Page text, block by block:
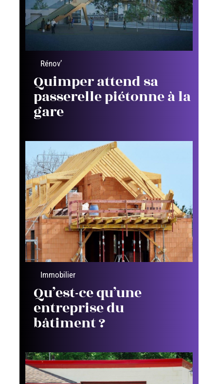
Rénov’
Quimper attend sa
passerelle piétonne à la
gare
Immobilier
Qu’est-ce qu’une
entreprise du
bâtiment ?